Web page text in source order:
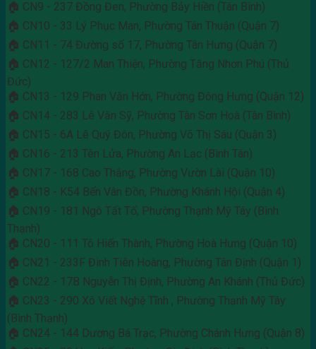
🏠 CN9 - 237 Đồng Đen, Phường Bảy Hiền (Tân Bình)
🏠 CN10 - 33 Lý Phục Man, Phường Tân Thuận (Quận 7)
🏠 CN11 - 74 Đường số 17, Phường Tân Hưng (Quận 7)
🏠 CN12 - 127/2 Man Thiện, Phường Tăng Nhơn Phú (Thủ
Đức)
🏠 CN13 - 129 Phan Văn Hớn, Phường Đông Hưng (Quận 12)
🏠 CN14 - 283 Lê Văn Sỹ, Phường Tân Sơn Hoà (Tân Bình)
🏠 CN15 - 6A Lê Quý Đôn, Phường Võ Thị Sáu (Quận 3)
🏠 CN16 - 213 Tên Lửa, Phường An Lạc (Bình Tân)
🏠 CN17 - 168 Cao Thắng, Phường Vườn Lài (Quận 10)
🏠 CN18 - K54 Bến Vân Đồn, Phường Khánh Hội (Quận 4)
🏠 CN19 - 181 Ngô Tất Tố, Phường Thạnh Mỹ Tây (Bình
Thạnh)
🏠 CN20 - 111 Tô Hiến Thành, Phường Hoà Hưng (Quận 10)
🏠 CN21 - 233F Đinh Tiên Hoàng, Phường Tân Định (Quận 1)
🏠 CN22 - 17B Nguyễn Thị Định, Phường An Khánh (Thủ Đức)
🏠 CN23 - 290 Xô Viết Nghệ Tĩnh , Phường Thạnh Mỹ Tây
(Bình Thạnh)
🏠 CN24 - 144 Dương Bá Trạc, Phường Chánh Hưng (Quận 8)